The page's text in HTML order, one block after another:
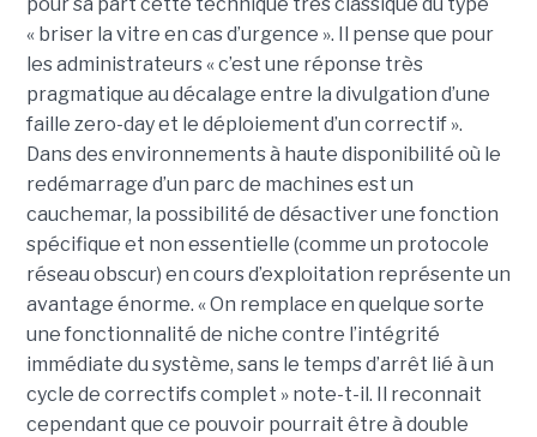
« briser la vitre en cas d’urgence ». Il pense que pour
les administrateurs « c’est une réponse très
pragmatique au décalage entre la divulgation d’une
faille zero-day et le déploiement d’un correctif ».
Dans des environnements à haute disponibilité où le
redémarrage d’un parc de machines est un
cauchemar, la possibilité de désactiver une fonction
spécifique et non essentielle (comme un protocole
réseau obscur) en cours d’exploitation représente un
avantage énorme. « On remplace en quelque sorte
une fonctionnalité de niche contre l’intégrité
immédiate du système, sans le temps d’arrêt lié à un
cycle de correctifs complet » note-t-il. Il reconnait
cependant que ce pouvoir pourrait être à double